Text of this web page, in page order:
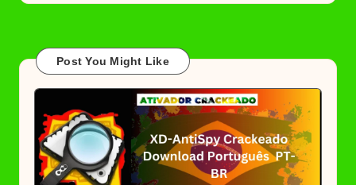
Post You Might Like